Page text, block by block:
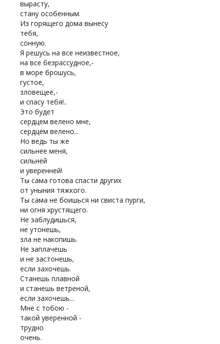
вырасту,
стану особенным.
Из горящего дома вынесу
тебя,
сонную.
Я решусь на все неизвестное,
на все безрассудное,-
в море брошусь,
густое,
зловещее,-
и спасу тебя!..
Это будет
сердцем велено мне,
сердцем велено...
Но ведь ты же
сильнее меня,
сильней
и уверенней!
Ты сама готова спасти других
от уныния тяжкого.
Ты сама не боишься ни свиста пурги,
ни огня хрустящего.
Не заблудишься,
не утонешь,
зла не накопишь.
Не заплачешь
и не застонешь,
если захочешь.
Станешь плавной
и станешь ветреной,
если захочешь...
Мне с тобою -
такой уверенной -
трудно
очень.